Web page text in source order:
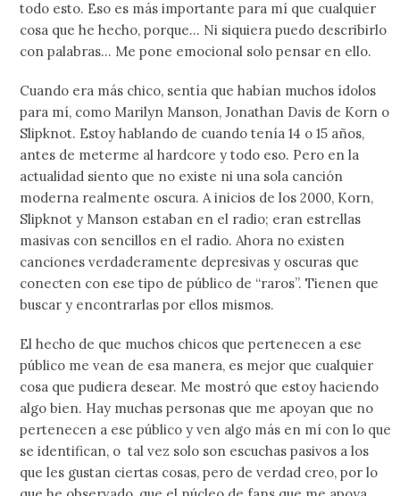
todo esto. Eso es más importante para mí que cualquier
cosa que he hecho, porque… Ni siquiera puedo describirlo
con palabras… Me pone emocional solo pensar en ello.
Cuando era más chico, sentía que habían muchos ídolos
para mí, como Marilyn Manson, Jonathan Davis de Korn o
Slipknot. Estoy hablando de cuando tenía 14 o 15 años,
antes de meterme al hardcore y todo eso. Pero en la
actualidad siento que no existe ni una sola canción
moderna realmente oscura. A inicios de los 2000, Korn,
Slipknot y Manson estaban en el radio; eran estrellas
masivas con sencillos en el radio. Ahora no existen
canciones verdaderamente depresivas y oscuras que
conecten con ese tipo de público de “raros”. Tienen que
buscar y encontrarlas por ellos mismos.
El hecho de que muchos chicos que pertenecen a ese
público me vean de esa manera, es mejor que cualquier
cosa que pudiera desear. Me mostró que estoy haciendo
algo bien. Hay muchas personas que me apoyan que no
pertenecen a ese público y ven algo más en mí con lo que
se identifican, o tal vez solo son escuchas pasivos a los
que les gustan ciertas cosas, pero de verdad creo, por lo